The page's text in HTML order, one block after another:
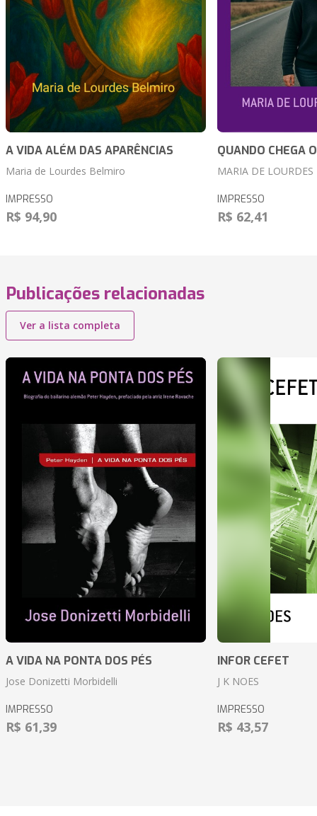
A VIDA ALÉM DAS APARÊNCIAS
Maria de Lourdes Belmiro
IMPRESSO
R$ 94,90
QUANDO CHEGA
MARIA DE
IMPRESSO
R$ 62,41
Publicações relacionadas
Ver a lista completa
A VIDA NA PONTA DOS PÉS
Jose Donizetti Morbidelli
IMPRESSO
R$ 61,39
INFOR CEFET
J K NOES
IMPRESSO
R$ 43,57